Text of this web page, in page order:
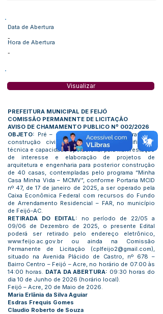
Data de Abertura
-
Hora de Abertura
-
Visualizar
PREFEITURA MUNICIPAL DE FEIJÓ
COMISSÃO PERMANENTE DE LICITAÇÃO
AVISO DE CHAMAMENTO PUBLICO Nº 002/2026
OBJETO: Pré – seleção de empresas do ramo da
construção civil, com comprovada qualificação
técnica e capacidade operacional para manifestação
de interesse e elaboração de projetos de
arquitetura e engenharia para posterior construção
de 40 casas, contempladas pelo programa “Minha
Casa Minha Vida – MCMV”, conforme Portaria MCID
nº 47, de 17 de janeiro de 2025, a ser operado pela
Caixa Econômica Federal com recursos do Fundo
de Arrendamento Residencial – FAR, no município
de Feijó-AC.
RETIRADA DO EDITAL: no período de 22/05 a
09/06 de Dezembro de 2025, o presente Edital
poderá ser retirado pelo endereço eletrônico,
www.feijo.ac.gov.br ou ainda na Comissão
Permanente de Licitação (cplfeijo2@gmail.com),
situado na Avenida Plácido de Castro, nº 678 –
Bairro Centro – Feijó – Acre, no horário de 07:00 às
14:00 horas. DATA DA ABERTURA: 09:30 horas do
dia 10 de Junho de 2026 (horário local).
Feijó – Acre, 20 de Maio de 2026.
Maria Erlânia da Silva Aguiar
Esdras Frequis Gomes
Claudio Roberto de Souza